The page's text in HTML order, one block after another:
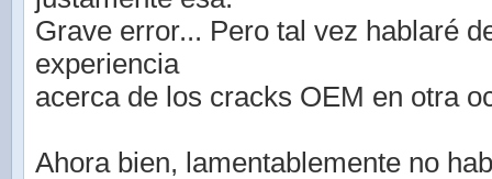
Grave error... Pero tal vez hablaré
experiencia
acerca de los cracks OEM en otra
Ahora bien, lamentablemente no